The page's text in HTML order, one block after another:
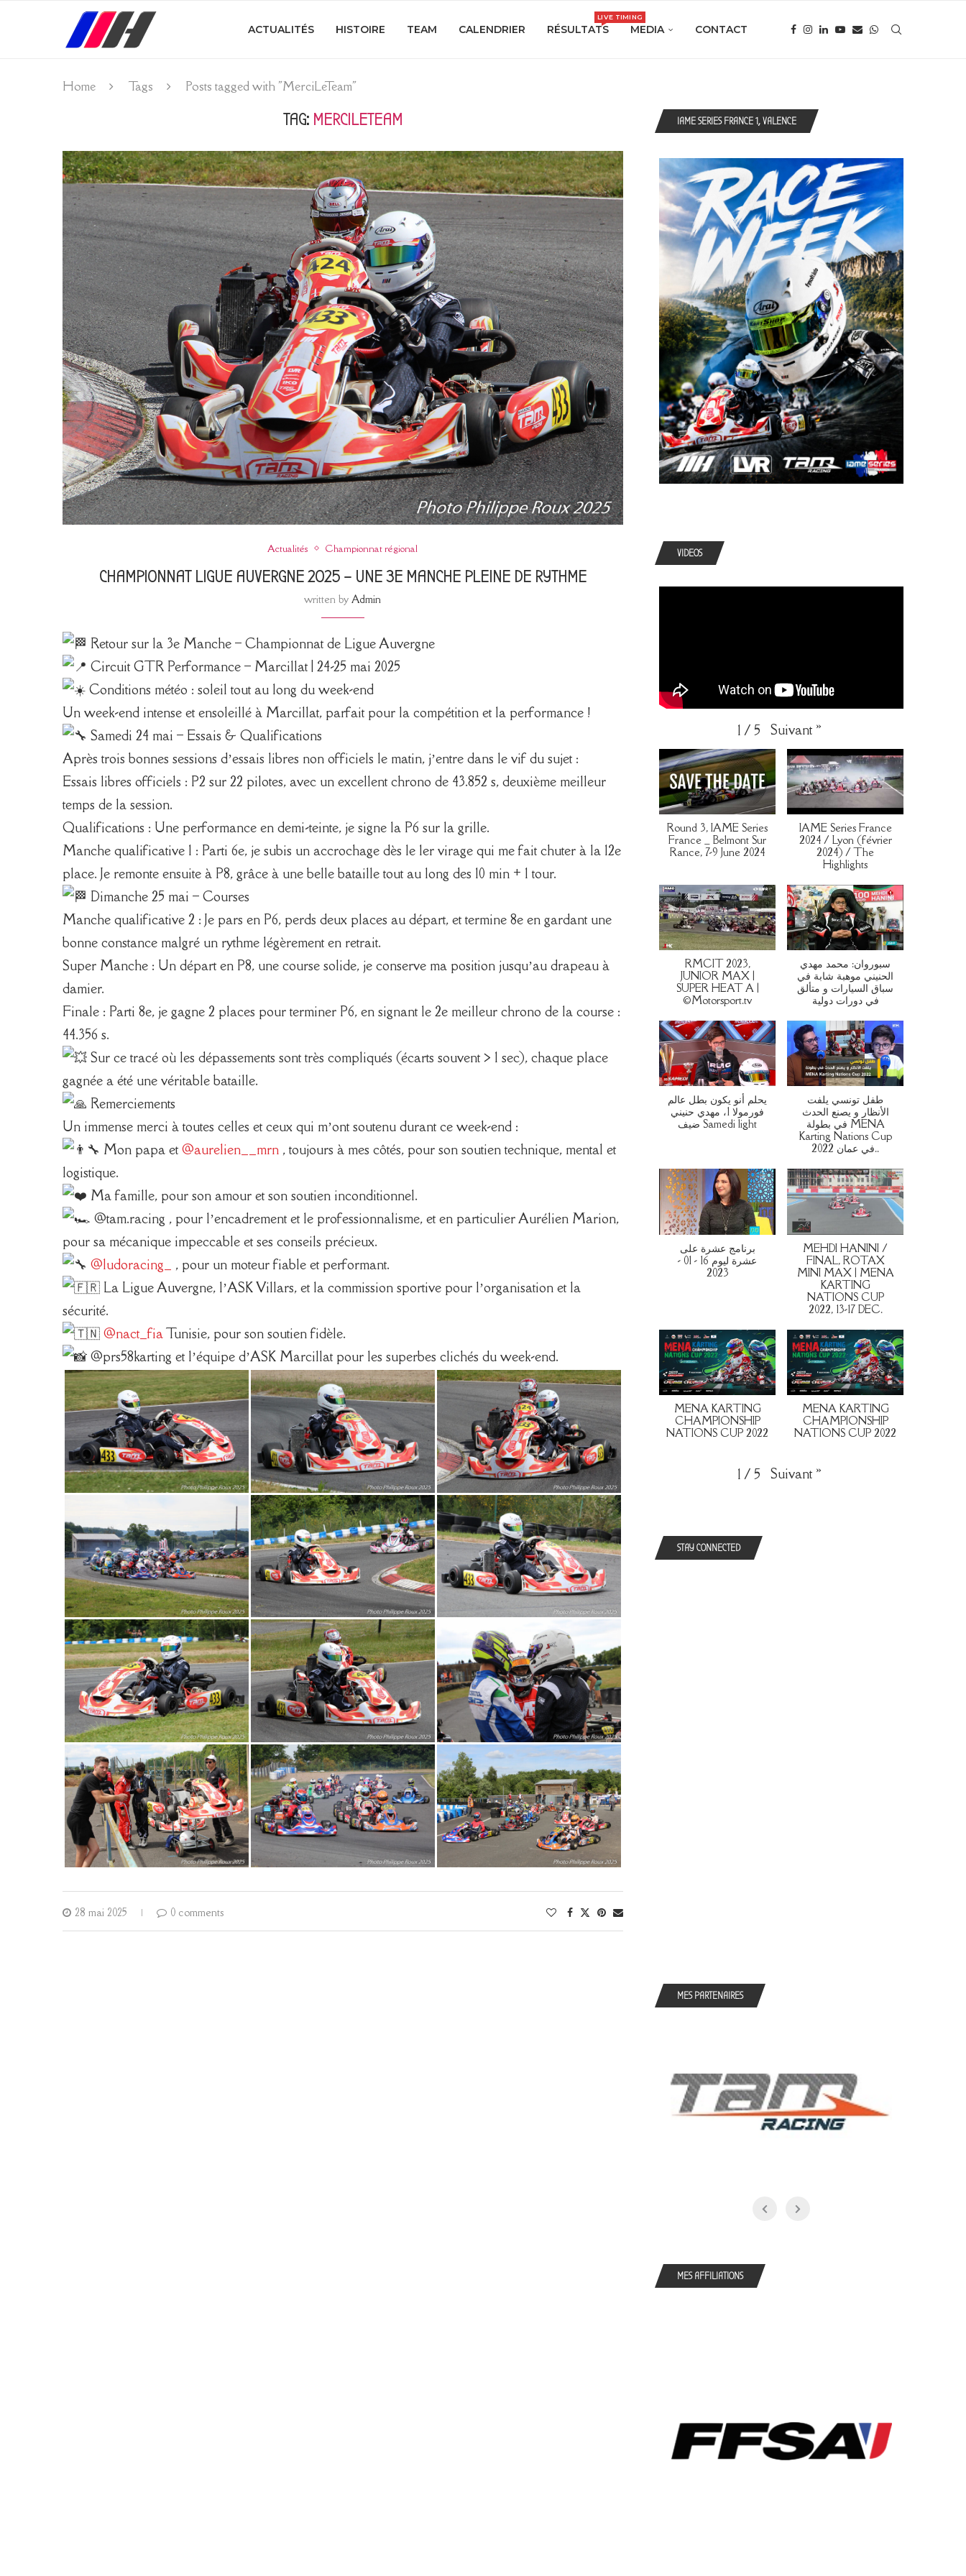
ACTUALITÉS HISTOIRE TEAM CALENDRIER RÉSULTATS
LIVE TIMING
MEDIA CONTACT
Home Tags Posts tagged with "MerciLeTeam"
TAG: MERCILETEAM
Actualités Championnat régional
CHAMPIONNAT LIGUE AUVERGNE 2025 – UNE 3E MANCHE PLEINE DE RYTHME
written byAdmin
Retour sur la 3e Manche – Championnat de Ligue Auvergne
Circuit GTR Performance – Marcillat | 24-25 mai 2025
Conditions météo : soleil tout au long du week-end
Un week-end intense et ensoleillé à Marcillat, parfait pour la compétition et la performance !
Samedi 24 mai – Essais & Qualifications
Après trois bonnes sessions d’essais libres non officiels le matin, j’entre dans le vif du sujet :
Essais libres officiels : P2 sur 22 pilotes, avec un excellent chrono de 43.852 s, deuxième meilleur
temps de la session.
Qualifications : Une performance en demi-teinte, je signe la P6 sur la grille.
Manche qualificative 1 : Parti 6e, je subis un accrochage dès le 1er virage qui me fait chuter à la 12e
place. Je remonte ensuite à P8, grâce à une belle bataille tout au long des 10 min + 1 tour.
Dimanche 25 mai – Courses
Manche qualificative 2 : Je pars en P6, perds deux places au départ, et termine 8e en gardant une
bonne constance malgré un rythme légèrement en retrait.
Super Manche : Un départ en P8, une course solide, je conserve ma position jusqu’au drapeau à
damier.
Finale : Parti 8e, je gagne 2 places pour terminer P6, en signant le 2e meilleur chrono de la course :
44.356 s.
Sur ce tracé où les dépassements sont très compliqués (écarts souvent > 1 sec), chaque place
gagnée a été une véritable bataille.
Remerciements
Un immense merci à toutes celles et ceux qui m’ont soutenu durant ce week-end :
Mon papa et @aurelien__mrn , toujours à mes côtés, pour son soutien technique, mental et
logistique.
Ma famille, pour son amour et son soutien inconditionnel.
@tam.racing , pour l’encadrement et le professionnalisme, et en particulier Aurélien Marion,
pour sa mécanique impeccable et ses conseils précieux.
@ludoracing_
, pour un moteur fiable et performant.
La Ligue Auvergne, l’ASK Villars, et la commission sportive pour l’organisation et la
sécurité.
@nact_fiaTunisie, pour son soutien fidèle.
@prs58karting et l’équipe d’ASK Marcillat pour les superbes clichés du week-end.
28 mai 2025 0 comments
IAME SERIES FRANCE 1, VALENCE
VIDEOS
1 / 5 Suivant »
Round 3, IAME Series
France _ Belmont Sur
Rance, 7-9 June 2024
IAME Series France
2024 / Lyon (février
2024) / The
Highlights
RMCIT 2023,
JUNIOR MAX |
SUPER HEAT A |
©Motorsport.tv
سبوروان: محمد مهدي
الحنيني موهبة شابة في
سباق السيارات و متألق
في دورات دولية
يحلم أنو يكون بطل عالم
فورمولا 1، مهدي حنيني
ضيف Samedi light
طفل تونسي يلفت
الأنظار و يصنع الحدث
في بطولة MENA
Karting Nations Cup
2022 في عمان..
برنامج عشرة على
عشرة ليوم 16 - 01 -
2023
MEHDI HANINI /
FINAL, ROTAX
MINI MAX | MENA
KARTING
NATIONS CUP
2022, 13-17 DEC.
MENA KARTING
CHAMPIONSHIP
NATIONS CUP 2022
MENA KARTING
CHAMPIONSHIP
NATIONS CUP 2022
1 / 5 Suivant »
STAY CONNECTED
MES PARTENAIRES
MES AFFILIATIONS